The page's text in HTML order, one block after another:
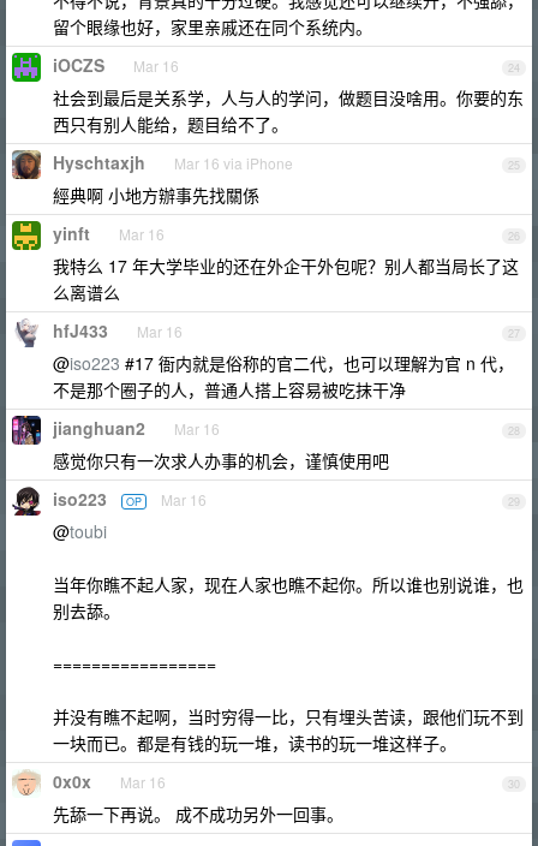
留个眼缘也好，家里亲戚还在同个系统内。
24
iOCZS Mar 16
社会到最后是关系学，人与人的学问，做题目没啥用。你要的东
西只有别人能给，题目给不了。
25
Hyschtaxjh Mar 16 via iPhone
經典啊 小地方辦事先找關係
26
yinft Mar 16
我特么 17 年大学毕业的还在外企干外包呢？别人都当局长了这
么离谱么
27
hfJ433 Mar 16
@iso223 #17 衙内就是俗称的官二代，也可以理解为官 n 代，
不是那个圈子的人，普通人搭上容易被吃抹干净
28
jianghuan2 Mar 16
感觉你只有一次求人办事的机会，谨慎使用吧
29
iso223 OP Mar 16
@toubi
当年你瞧不起人家，现在人家也瞧不起你。所以谁也别说谁，也
别去舔。
=================
并没有瞧不起啊，当时穷得一比，只有埋头苦读，跟他们玩不到
一块而已。都是有钱的玩一堆，读书的玩一堆这样子。
30
0x0x Mar 16
先舔一下再说。 成不成功另外一回事。